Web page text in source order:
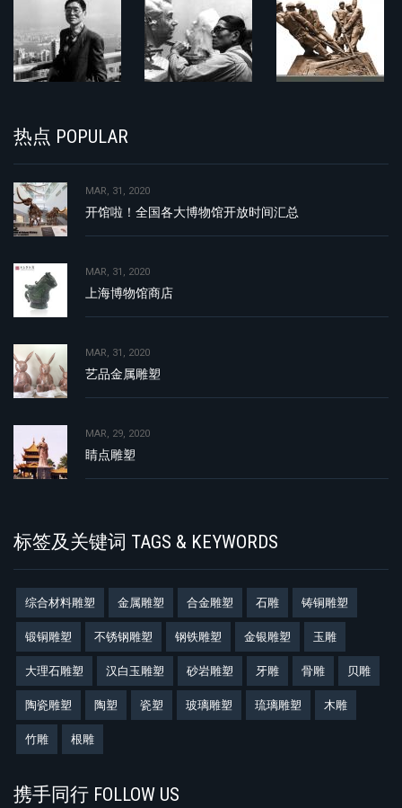
热点 POPULAR
MAR, 31, 2020
开馆啦！全国各大博物馆开放时间汇总
MAR, 31, 2020
上海博物馆商店
MAR, 31, 2020
艺品金属雕塑
MAR, 29, 2020
睛点雕塑
标签及关键词 TAGS & KEYWORDS
综合材料雕塑 金属雕塑 合金雕塑 石雕 铸铜雕塑
锻铜雕塑 不锈钢雕塑 钢铁雕塑 金银雕塑 玉雕
大理石雕塑 汉白玉雕塑 砂岩雕塑 牙雕 骨雕 贝雕
陶瓷雕塑 陶塑 瓷塑 玻璃雕塑 琉璃雕塑 木雕
竹雕 根雕
携手同行 FOLLOW US